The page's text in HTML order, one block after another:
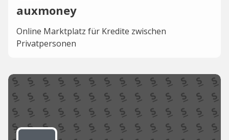
auxmoney
Online Marktplatz für Kredite zwischen
Privatpersonen